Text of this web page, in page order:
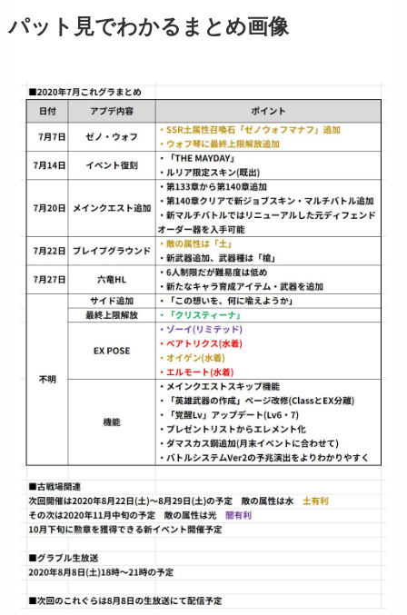
パット見でわかるまとめ画像